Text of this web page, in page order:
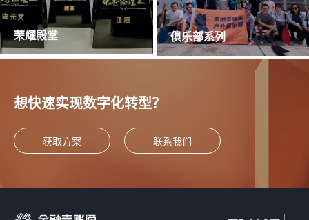
荣耀殿堂 俱乐部系列
想快速实现数字化转型？
获取方案 联系我们